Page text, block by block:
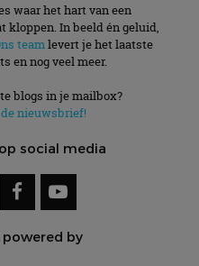
waar het hart van een
kloppen. In beeld én geluid,
teamlevert je het laatste
en nog veel meer.
blogs in je mailbox?
nieuwsbrief!
social media
by